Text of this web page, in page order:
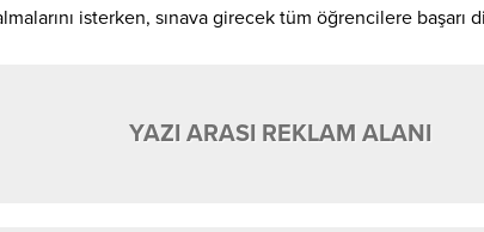
isterken, sınava girecek tüm öğrencilere başarı
YAZI ARASI REKLAM ALANI